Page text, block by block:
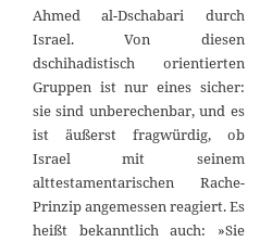
Ahmed al-Dschabari durch
Israel. Von diesen
dschihadistisch orientierten
Gruppen ist nur eines sicher:
sie sind unberechenbar, und es
ist äußerst fragwürdig, ob
Israel mit seinem
alttestamentarischen Rache-
Prinzip angemessen reagiert. Es
heißt bekanntlich auch: »Sie